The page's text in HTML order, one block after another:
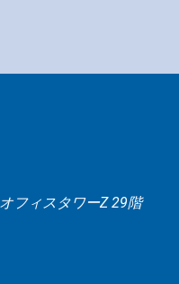
フィスタワーZ 29階